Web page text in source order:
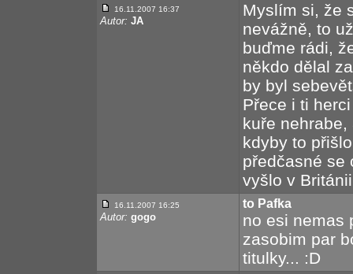
16.11.2007 16:37
Autor: JA
Myslím si, že
nevážně, to
buďme rádi,
někdo dělal
by byl
Přece i ti
kuře
kdyby to
předčasné se
vyšlo v
16.11.2007 16:25
Autor: gogo
to Pafka
no esi nemas
zasobim par
titulky... :D